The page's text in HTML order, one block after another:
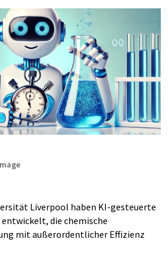
Liverpool haben KI-gesteuerte
entwickelt, die chemische
mit außerordentlicher Effizienz